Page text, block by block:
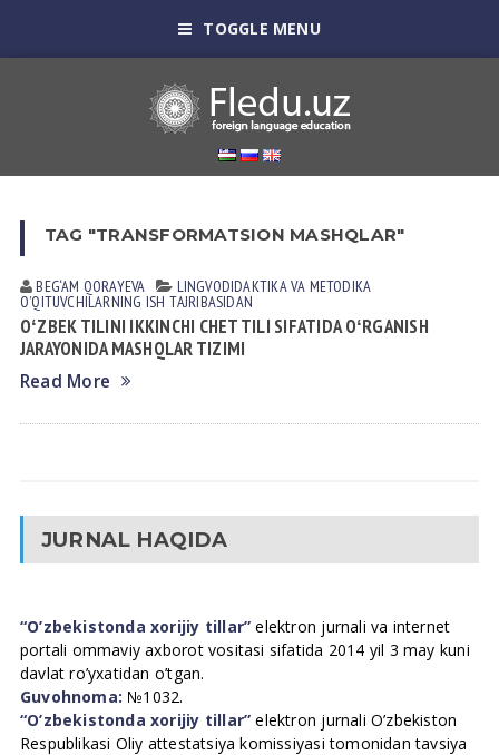
TOGGLE MENU
TAG "TRANSFORMATSION MASHQLAR"
BEG‘AM QORAYEVA LINGVODIDАKTIKА VА METODIKА
OʼQITUVCHILАRNING ISH TАJRIBАSIDАN
OʻZBEK TILINI IKKINCHI CHET TILI SIFATIDA OʻRGANISH
JARAYONIDA MASHQLAR TIZIMI
Read More
JURNAL HAQIDA
“O’zbekistonda xorijiy tillar” elektron jurnali va internet
portali ommaviy axborot vositasi sifatida 2014 yil 3 may kuni
davlat ro’yxatidan o’tgan.
Guvohnoma: №1032.
“O’zbekistonda xorijiy tillar” elektron jurnali O’zbekiston
Respublikasi Oliy attestatsiya komissiyasi tomonidan tavsiya